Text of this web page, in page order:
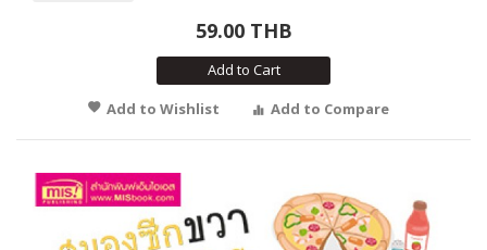
59.00 THB
Add to Cart
Add to Wishlist
Add to Compare